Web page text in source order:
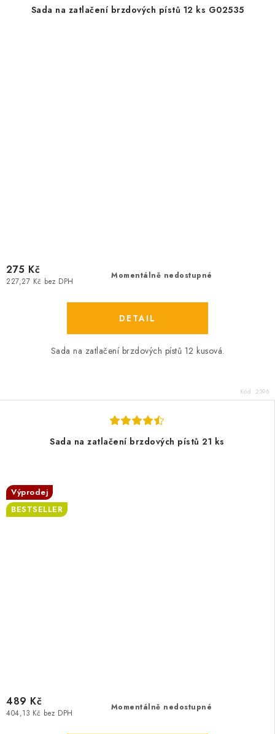
Sada na zatlačení brzdových pístů 12 ks G02535
Momentálně nedostupné
227,27 Kč bez DPH
275 Kč
Sada na zatlačení brzdových pístů 12 kusová.
Kód: 2396
Sada na zatlačení brzdových pístů 21 ks
Výprodej
BESTSELLER
Momentálně nedostupné
404,13 Kč bez DPH
489 Kč